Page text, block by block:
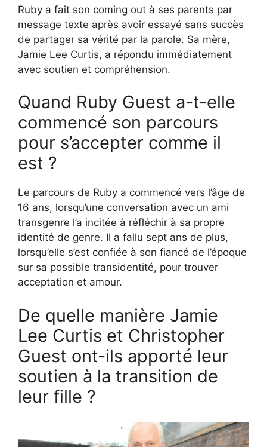
Ruby a fait son coming out à ses parents par
message texte après avoir essayé sans succès
de partager sa vérité par la parole. Sa mère,
Jamie Lee Curtis, a répondu immédiatement
avec soutien et compréhension.
Quand Ruby Guest a-t-elle
commencé son parcours
pour s’accepter comme il
est ?
Le parcours de Ruby a commencé vers l’âge de
16 ans, lorsqu’une conversation avec un ami
transgenre l’a incitée à réfléchir à sa propre
identité de genre. Il a fallu sept ans de plus,
lorsqu’elle s’est confiée à son fiancé de l’époque
sur sa possible transidentité, pour trouver
acceptation et amour.
De quelle manière Jamie
Lee Curtis et Christopher
Guest ont-ils apporté leur
soutien à la transition de
leur fille ?